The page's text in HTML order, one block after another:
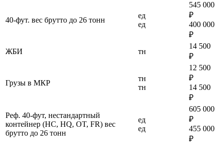
40-фут. вес брутто до 26 тонн
ед
ед
545 000
₽
400 000
₽
ЖБИ
тн
14 500
₽
Грузы в МКР
тн
тн
12 500
₽
14 500
₽
Реф. 40-фут, нестандартный
контейнер (HC, HQ, OT, FR) вес
брутто до 26 тонн
ед
ед
605 000
₽
455 000
₽